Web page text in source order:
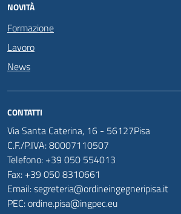
NOVITÀ
Formazione
Lavoro
News
CONTATTI
Via Santa Caterina, 16 - 56127Pisa
C.F./P.IVA: 80007110507
Telefono: +39 050 554013
Fax: +39 050 8310661
Email: segreteria@ordineingegneripisa.it
PEC: ordine.pisa@ingpec.eu